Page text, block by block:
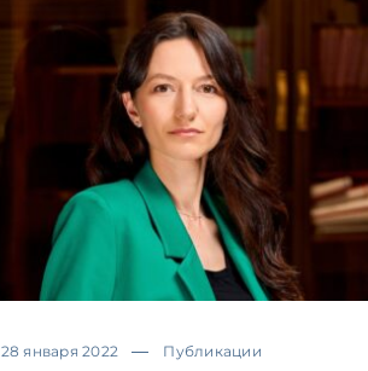
28 января 2022 Публикации